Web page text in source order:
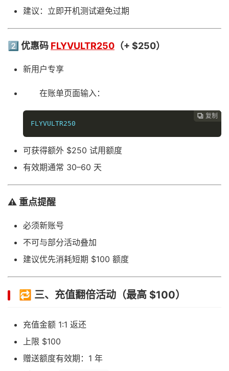
建议：立即开机测试避免过期
2️⃣ 优惠码 FLYVULTR250 （+ $250）
新用户专享
在账单页面输入：
 复制
 复制
 复制
FLYVULTR250
可获得额外 $250 试用额度
有效期通常 30–60 天
⚠️ 重点提醒
必须新账号
不可与部分活动叠加
建议优先消耗短期 $100 额度
🔁 三、充值翻倍活动（最高 $100）
充值金额 1:1 返还
上限 $100
赠送额度有效期：1 年